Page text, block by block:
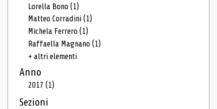
Lorella Bono(1)
Matteo Corradini(1)
Michela Ferrero(1)
Raffaella Magnano(1)
+ altri elementi
Anno
2017(1)
Sezioni